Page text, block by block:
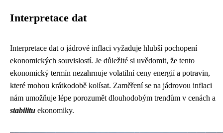
Interpretace dat
Interpretace dat o jádrové inflaci vyžaduje hlubší pochopení
ekonomických souvislostí. Je důležité si uvědomit, že tento
ekonomický termín nezahrnuje volatilní ceny energií a potravin,
které mohou krátkodobě kolísat. Zaměření se na jádrovou inflaci
nám umožňuje lépe porozumět dlouhodobým trendům v cenách a
stabilitu ekonomiky.